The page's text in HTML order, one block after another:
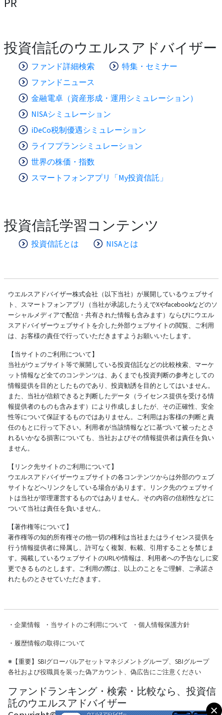
投資信託のウエルスアドバイザー
ファンド詳細検索
特集・セミナー
ファンドニュース
金融電卓（資産形成・運用シミュレーション）
NISAシミュレーション
iDeCo税制優遇シミュレーション
ライフプランシミュレーション
世界の株価・指数
スマートフォンアプリ「My投資信託」
投資信託学習コンテンツ
投資信託とは NISAとは
ウエルスアドバイザー株式会社（以下当社）が展開しているウェブサイ
ト、スマートフォンアプリ（当社が承認したうえでXやfacebookなどのソ
ーシャルメディアで配信・共有された情報も含みます）ならびにウエル
スアドバイザーウェブサイトを介した外部ウェブサイトの閲覧、ご利用
は、お客様の責任で行っていただきますようお願いいたします。
【当サイトのご利用について】
当社がウェブサイト等で展開している投資信託などの比較検索、マーケ
ット情報など全てのコンテンツは、あくまでも投資判断の参考としての
情報提供を目的としたものであり、投資勧誘を目的としてはいません。
また、当社が信頼できると判断したデータ（ライセンス提供を受ける情
報提供者のものも含みます）により作成しましたが、その正確性、安全
性等について保証するものではありません。ご利用はお客様の判断と責
任のもとに行って下さい。利用者が当該情報などに基づいて被ったとさ
れるいかなる損害についても、当社およびその情報提供者は責任を負い
ません。
【リンク先サイトのご利用について】
ウエルスアドバイザーウェブサイトの各コンテンツからは外部のウェブ
サイトなどへリンクをしている場合があります。リンク先のウェブサイ
トは当社が管理運営するものではありません。その内容の信頼性などに
ついて当社は責任を負いません。
【著作権等について】
著作権等の知的所有権その他一切の権利は当社またはライセンス提供を
行う情報提供者に帰属し、許可なく複製、転載、引用することを禁じま
す。掲載しているウェブサイトのURLや情報は、利用者への予告なしに変
更できるものとします。ご利用の際は、以上のことをご理解、ご承諾さ
れたものとさせていただきます。
・ 企業情報 ・ 当サイトのご利用について ・ 個人情報保護方針
・ 履歴情報の取得について
※【重要】SBIグローバルアセットマネジメントグループ、SBIグループ
各社および役職員を装った偽アカウント、偽広告にご注意ください
ファンドランキング・検索・比較なら、投資信
託のウエルスアドバイザー